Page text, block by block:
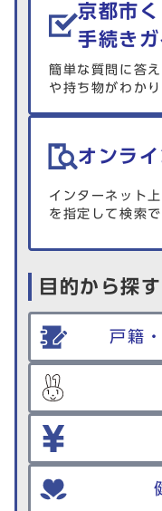
京都市
手続きガ
簡単な質問に答
や持ち物がわかり
オンラ
インターネット
を指定して検索で
目的から探す
戸籍